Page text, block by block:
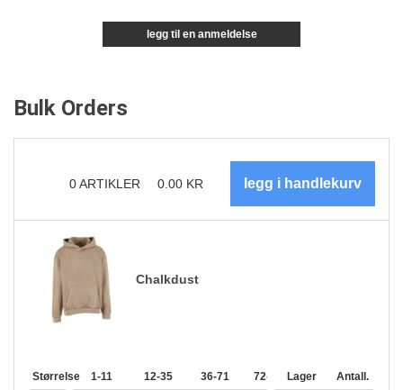
legg til en anmeldelse
Bulk Orders
0ARTIKLER 0.00 KR
Chalkdust
Størrelse 1-11 12-35 36-71 72-143 144-287
Lager Antall.